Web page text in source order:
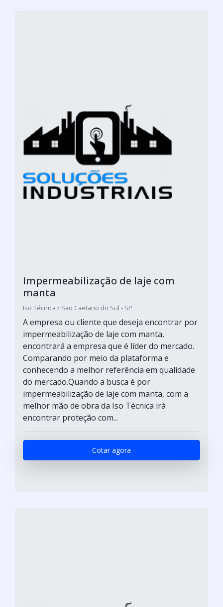
Impermeabilização de laje com
manta
Iso Técnica / São Caetano do Sul - SP
A empresa ou cliente que deseja encontrar por
impermeabilização de laje com manta,
encontrará a empresa que é líder do mercado.
Comparando por meio da plataforma e
conhecendo a melhor referência em qualidade
do mercado.Quando a busca é por
impermeabilização de laje com manta, com a
melhor mão de obra da Iso Técnica irá
encontrar proteção com...
Cotar agora